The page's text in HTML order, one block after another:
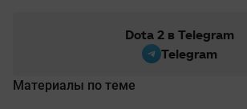
Dota 2 в Telegram
Telegram
Материалы по теме